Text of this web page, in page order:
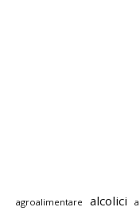
agroalimentare alcolici